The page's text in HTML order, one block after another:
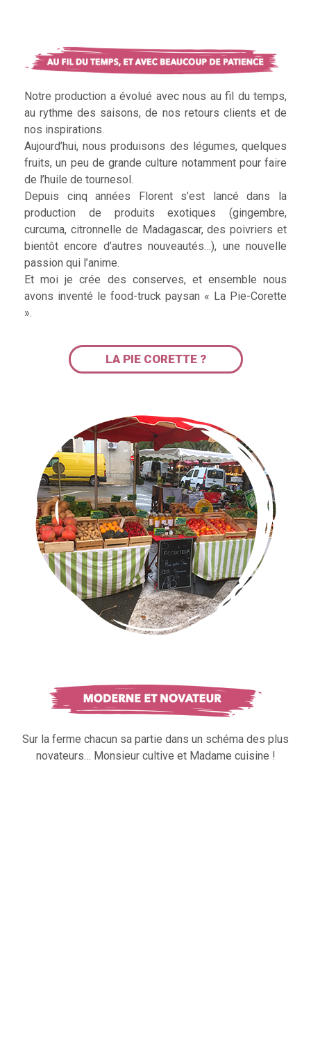
Notre production a évolué avec nous au fil du temps,
au rythme des saisons, de nos retours clients et de
nos inspirations.
Aujourd’hui, nous produisons des légumes, quelques
fruits, un peu de grande culture notamment pour faire
de l’huile de tournesol.
Depuis cinq années Florent s’est lancé dans la
production de produits exotiques (gingembre,
curcuma, citronnelle de Madagascar, des poivriers et
bientôt encore d’autres nouveautés…), une nouvelle
passion qui l’anime.
Et moi je crée des conserves, et ensemble nous
avons inventé le food-truck paysan « La Pie-Corette
».
LA PIE CORETTE ?
Sur la ferme chacun sa partie dans un schéma des plus
novateurs… Monsieur cultive et Madame cuisine !